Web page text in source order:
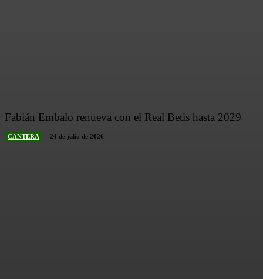
Fabián Embalo renueva con el Real Betis hasta 2029
CANTERA 24 de julio de 2026